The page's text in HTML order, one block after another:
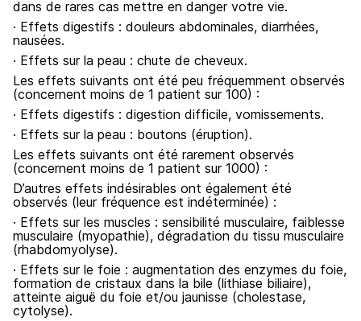
dans de rares cas mettre en danger votre vie.
· Effets digestifs : douleurs abdominales, diarrhées,
nausées.
· Effets sur la peau : chute de cheveux.
Les effets suivants ont été peu fréquemment observés
(concernent moins de 1 patient sur 100) :
· Effets digestifs : digestion difficile, vomissements.
· Effets sur la peau : boutons (éruption).
Les effets suivants ont été rarement observés
(concernent moins de 1 patient sur 1000) :
D’autres effets indésirables ont également été
observés (leur fréquence est indéterminée) :
· Effets sur les muscles : sensibilité musculaire, faiblesse
musculaire (myopathie), dégradation du tissu musculaire
(rhabdomyolyse).
· Effets sur le foie : augmentation des enzymes du foie,
formation de cristaux dans la bile (lithiase biliaire),
atteinte aiguë du foie et/ou jaunisse (cholestase,
cytolyse).